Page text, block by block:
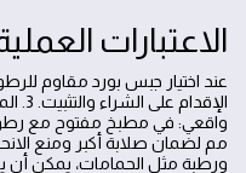
الاعتبارات
عند اختيار جبس بورد مقاوم
مم لضمان صلابة أكبر ومنع